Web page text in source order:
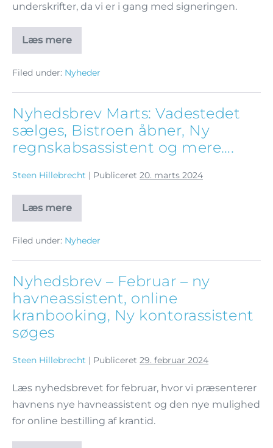
underskrifter, da vi er i gang med signeringen.
Læs mere
Filed under: Nyheder
Nyhedsbrev Marts: Vadestedet
sælges, Bistroen åbner, Ny
regnskabsassistent og mere….
Steen Hillebrecht | Publiceret 20. marts 2024
Læs mere
Filed under: Nyheder
Nyhedsbrev – Februar – ny
havneassistent, online
kranbooking, Ny kontorassistent
søges
Steen Hillebrecht | Publiceret 29. februar 2024
Læs nyhedsbrevet for februar, hvor vi præsenterer
havnens nye havneassistent og den nye mulighed
for online bestilling af krantid.